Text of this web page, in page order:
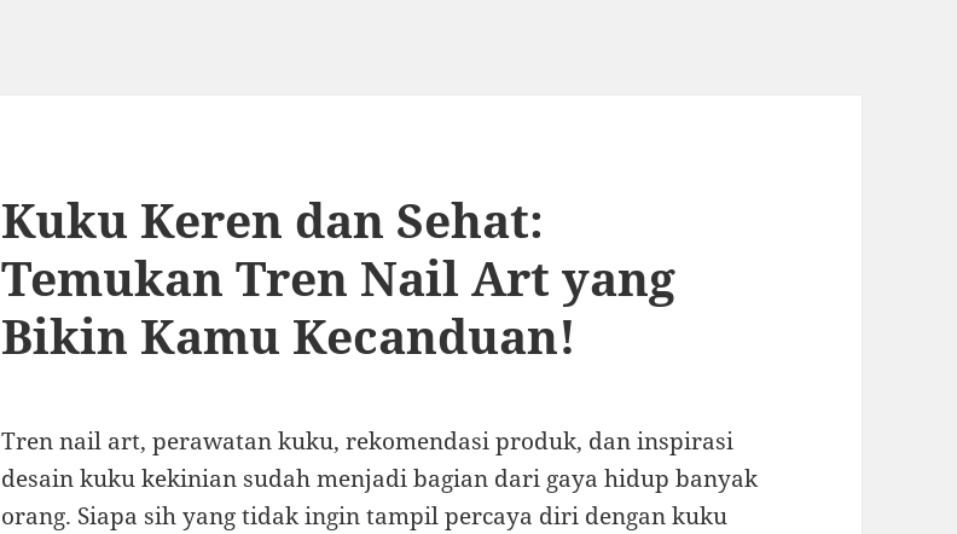
Kuku Keren dan Sehat:
Temukan Tren Nail Art yang
Bikin Kamu Kecanduan!
Tren nail art, perawatan kuku, rekomendasi produk, dan inspirasi
desain kuku kekinian sudah menjadi bagian dari gaya hidup banyak
orang. Siapa sih yang tidak ingin tampil percaya diri dengan kuku